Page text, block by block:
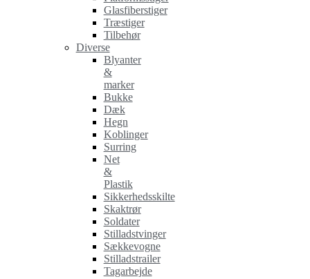
Glasfiberstiger
Træstiger
Tilbehør
Diverse
Blyanter
&
marker
Bukke
Dæk
Hegn
Koblinger
Surring
Net
&
Plastik
Sikkerhedsskilte
Skaktrør
Soldater
Stilladstvinger
Sækkevogne
Stilladstrailer
Tagarbejde